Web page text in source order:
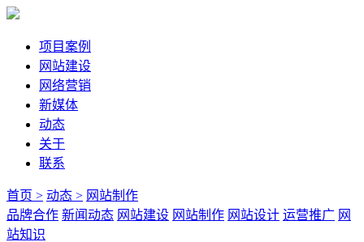
项目案例
网站建设
网络营销
新媒体
动态
关于
联系
首页 > 动态 > 网站制作
品牌合作 新闻动态 网站建设 网站制作 网站设计 运营推广 网
站知识